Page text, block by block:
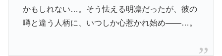
かもしれない…。そう怯える明凛だったが、彼の
噂と違う人柄に、いつしか心惹かれ始め――…。